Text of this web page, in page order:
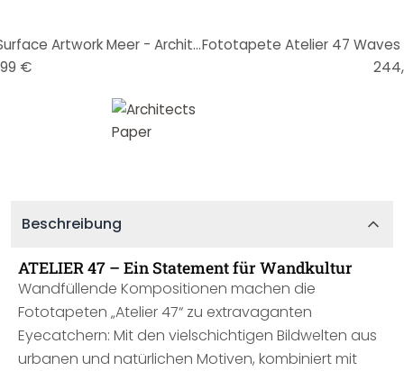
Fototapete Atelier 47 Water Surface Artwork Meer - Architects Paper
€
Beschreibung
ATELIER 47 – Ein Statement für Wandkultur
Wandfüllende Kompositionen machen die
Fototapeten „Atelier 47“ zu extravaganten
Eyecatchern: Mit den vielschichtigen Bildwelten aus
urbanen und natürlichen Motiven, kombiniert mit